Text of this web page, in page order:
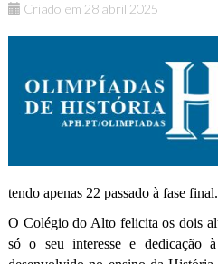
Criado em 28 abril 2025
tendo apenas 22 passado à fase final.
O Colégio do Alto felicita os dois
só o seu interesse e dedicação